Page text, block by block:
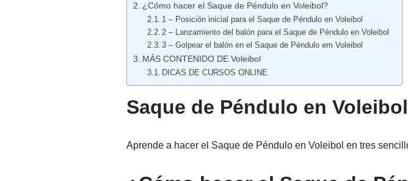
¿Cómo hacer el Saque de Péndulo en Voleibol?
1 – Posición inicial para el Saque de Péndulo en Voleibol
2 – Lanzamiento del balón para el Saque de Péndulo en Voleibol
3 – Golpear el balón en el Saque de Péndulo em Voleibol
MÁS CONTENIDO DE Voleibol
DICAS DE CURSOS ONLINE
Saque de Péndulo en Voleibol
Aprende a hacer el Saque de Péndulo en Voleibol en tres